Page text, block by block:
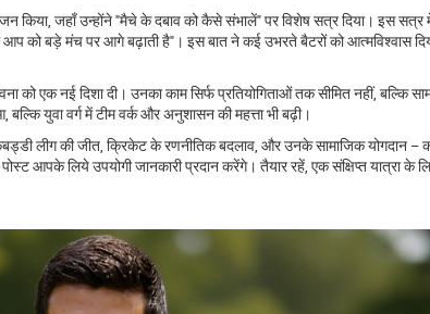
किया, जहाँ उन्होंने "मैचे के दबाव को कैसे संभालें" पर विशेष सत्र दिया। इस सत्र
को बड़े मंच पर आगे बढ़ाती है"। इस बात ने कई उभरते बैटरों को आत्मविश्वास
को एक नई दिशा दी। उनका काम सिर्फ प्रतियोगिताओं तक सीमित नहीं, बल्कि
युवा वर्ग में टीम वर्क और अनुशासन की महत्ता भी बढ़ी।
लीग की जीत, क्रिकेट के रणनीतिक बदलाव, और उनके सामाजिक योगदान –
आपके लिये उपयोगी जानकारी प्रदान करेंगे। तैयार रहें, एक संक्षिप्त यात्रा के